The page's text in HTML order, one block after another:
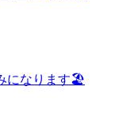
になります🏖